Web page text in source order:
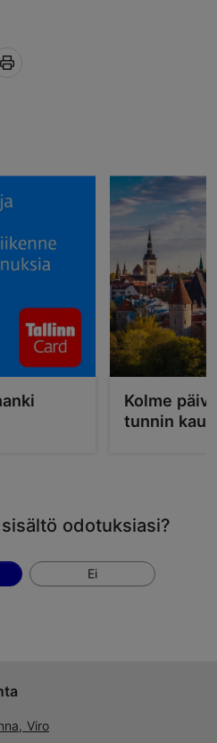
Kolme
tunnin
odotuksiasi?
Ei
Viro